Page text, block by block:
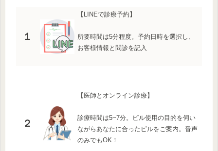
１
【LINEで診療予約】
所要時間は5分程度。予約日時を選択し、
お客様情報と問診を記入
２
【医師とオンライン診療】
診療時間は5~7分。ピル使用の目的を伺い
ながらあなたに合ったピルをご案内。音声
のみでもOK！